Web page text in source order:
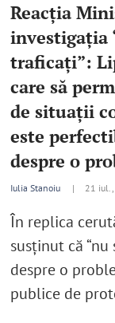
Reacția
investigația
traficați”:
care să
de situații
este
despre o
Iulia Stanoiu | 21
În replica
susținut că
despre o
publice de